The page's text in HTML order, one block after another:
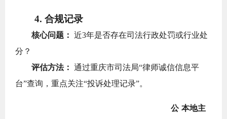
4. 合规记录
核心问题： 近3年是否存在司法行政处罚或行业处
分？
评估方法： 通过重庆市司法局“律师诚信信息平
台”查询，重点关注“投诉处理记录”。
公 本地主